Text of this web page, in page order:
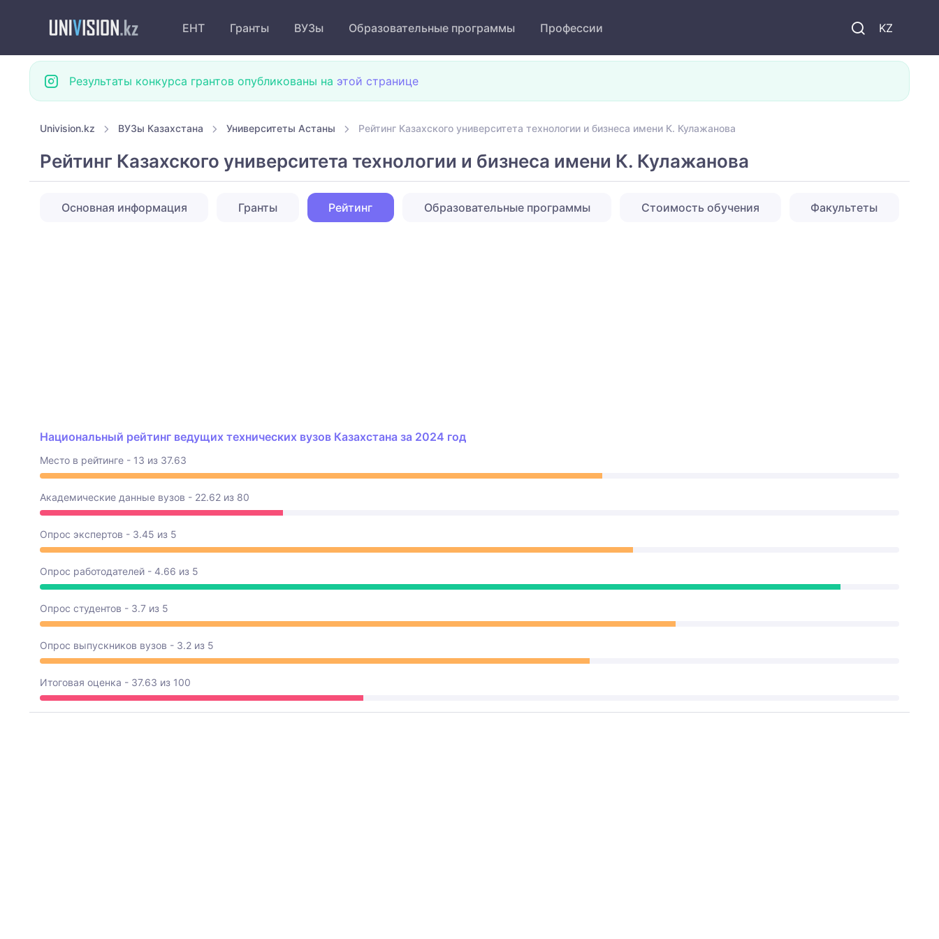
KZ
ЕНТ Гранты ВУЗы Образовательные программы Профессии
Результаты конкурса грантов опубликованы на этой странице
Univision.kz ВУЗы Казахстана Университеты Астаны Рейтинг Казахского университета технологии и бизнеса имени К. Кулажанова
Рейтинг Казахского университета технологии и бизнеса имени К. Кулажанова
Основная информация Гранты Рейтинг Образовательные программы Стоимость обучения Факультеты
Национальный рейтинг ведущих технических вузов Казахстана за 2024 год
Место в рейтинге - 13 из 37.63
Академические данные вузов - 22.62 из 80
Опрос экспертов - 3.45 из 5
Опрос работодателей - 4.66 из 5
Опрос студентов - 3.7 из 5
Опрос выпускников вузов - 3.2 из 5
Итоговая оценка - 37.63 из 100